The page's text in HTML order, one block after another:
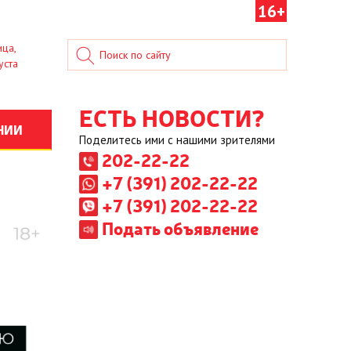
16+
ЕСТЬ НОВОСТИ?
Поделитесь ими с нашими зрителями
202-22-22
+7 (391) 202-22-22
+7 (391) 202-22-22
Подать объявление